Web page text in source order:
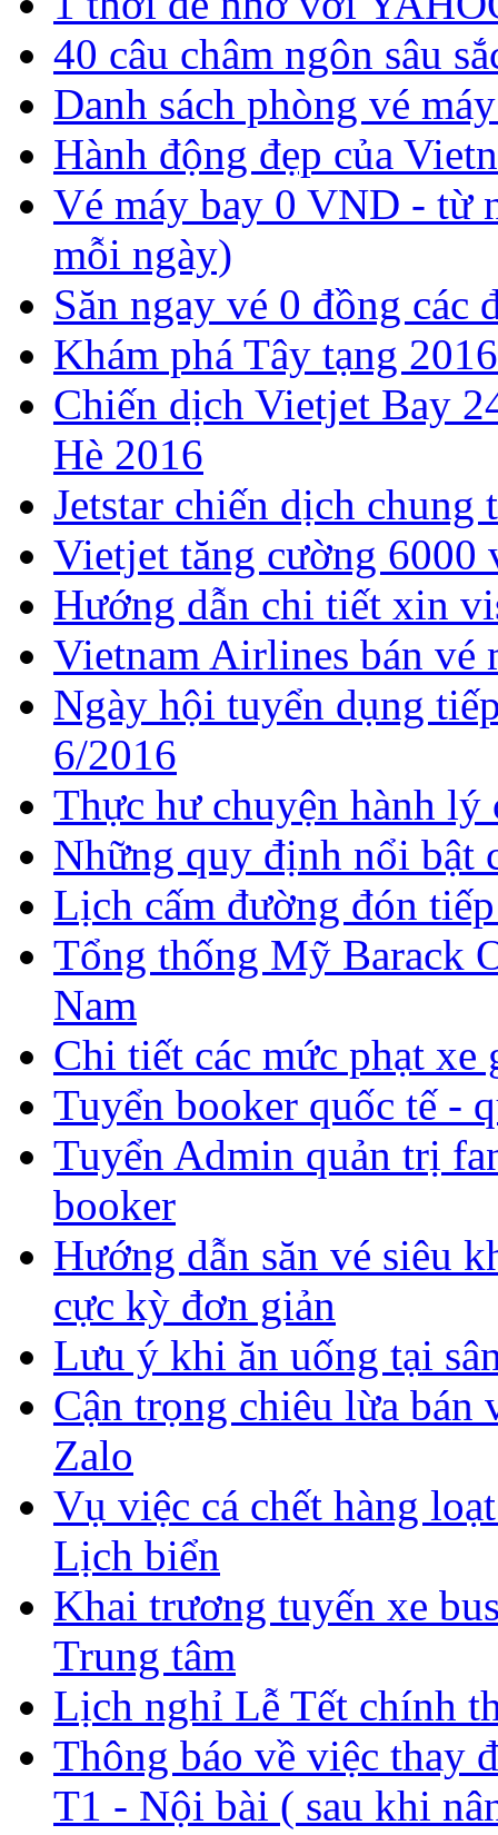
40 câu châm ngôn sâu
Danh sách phòng vé
Hành động đẹp của
Vé máy bay 0 VND - từ
mỗi ngày)
Săn ngay vé 0 đồng
Khám phá Tây tạng 2016
Chiến dịch Vietjet Bay
Hè 2016
Jetstar chiến dịch chung
Vietjet tăng cường 6000
Hướng dẫn chi tiết xin
Vietnam Airlines bán vé
Ngày hội tuyển dụng
6/2016
Thực hư chuyện hành
Những quy định nổi bật
Lịch cấm đường đón
Tổng thống Mỹ Barack
Nam
Chi tiết các mức phạt xe
Tuyển booker quốc tế -
Tuyển Admin quản trị
booker
Hướng dẫn săn vé siêu
cực kỳ đơn giản
Lưu ý khi ăn uống tại
Cận trọng chiêu lừa bán
Zalo
Vụ việc cá chết hàng
Lịch biển
Khai trương tuyến xe
Trung tâm
Lịch nghỉ Lễ Tết chính
Thông báo về việc thay
T1 - Nội bài ( sau khi